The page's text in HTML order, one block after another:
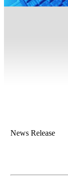
News Release